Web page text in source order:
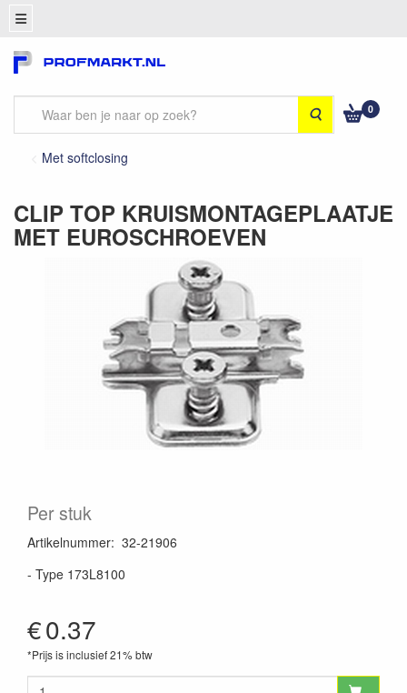
Zoeken 0
Met softclosing
CLIP TOP KRUISMONTAGEPLAATJE
MET EUROSCHROEVEN
Per stuk
Artikelnummer: 32-21906
- Type 173L8100
€0.37
*Prijs is inclusief 21% btw